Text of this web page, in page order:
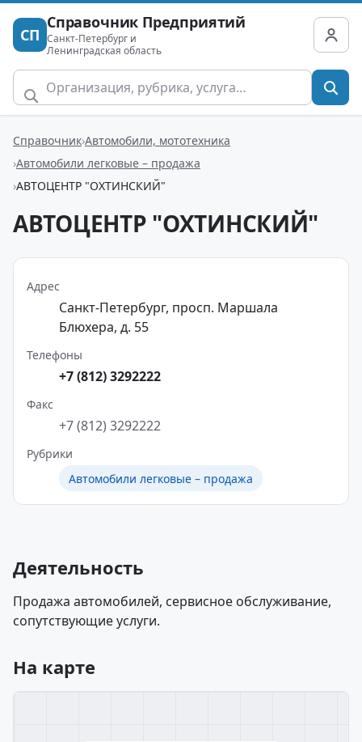
СП
Справочник Предприятий
Санкт-Петербург и
Ленинградская область
Справочник Автомобили, мототехника
Автомобили легковые – продажа
АВТОЦЕНТР "ОХТИНСКИЙ"
АВТОЦЕНТР "ОХТИНСКИЙ"
Адрес
Санкт-Петербург, просп. Маршала
Блюхера, д. 55
Телефоны
+7 (812) 3292222
Факс
+7 (812) 3292222
Рубрики
Автомобили легковые – продажа
Деятельность
Продажа автомобилей, сервисное обслуживание,
сопутствующие услуги.
На карте